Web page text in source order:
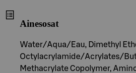
Ainesosat
Water/Aqua/Eau, Dimethyl
Octylacrylamide/Acrylates/
Methacrylate Copolymer,